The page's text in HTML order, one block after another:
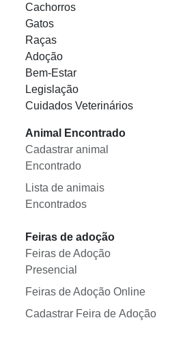
Cachorros
Gatos
Raças
Adoção
Bem-Estar
Legislação
Cuidados Veterinários
Animal Encontrado
Cadastrar animal
Encontrado
Lista de animais
Encontrados
Feiras de adoção
Feiras de Adoção
Presencial
Feiras de Adoção Online
Cadastrar Feira de Adoção